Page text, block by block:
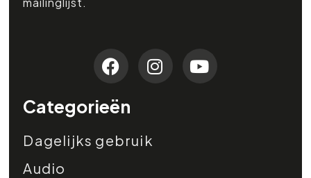
Categorieën
Dagelijks gebruik
Audio